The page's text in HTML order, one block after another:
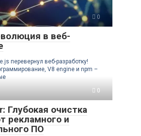
0
в веб-
перевернул веб-разработку!
V8 engine и npm –
0
Глубокая очистка
рекламного и
ПО